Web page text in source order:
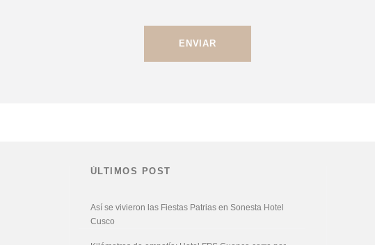
ÚLTIMOS POST
Así se vivieron las Fiestas Patrias en Sonesta Hotel
Cusco